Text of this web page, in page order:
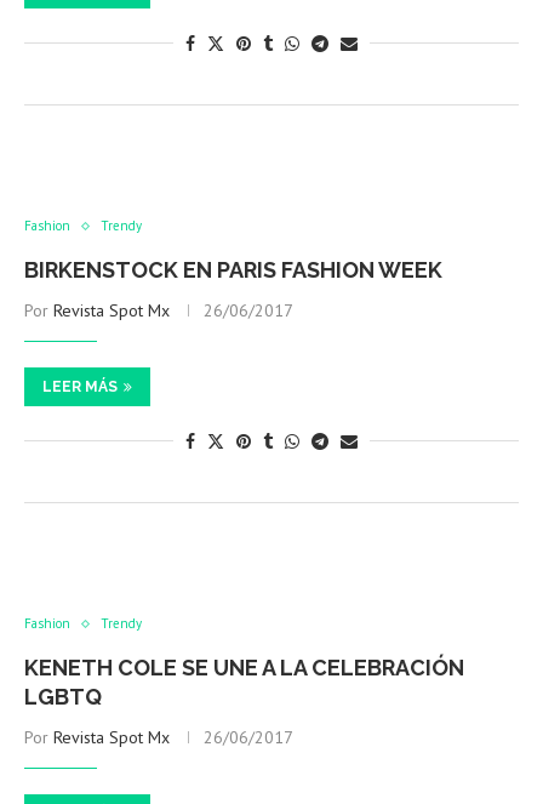
Fashion Trendy
BIRKENSTOCK EN PARIS FASHION WEEK
Por Revista Spot Mx 26/06/2017
LEER MÁS
Fashion Trendy
KENETH COLE SE UNE A LA CELEBRACIÓN
LGBTQ
Por Revista Spot Mx 26/06/2017